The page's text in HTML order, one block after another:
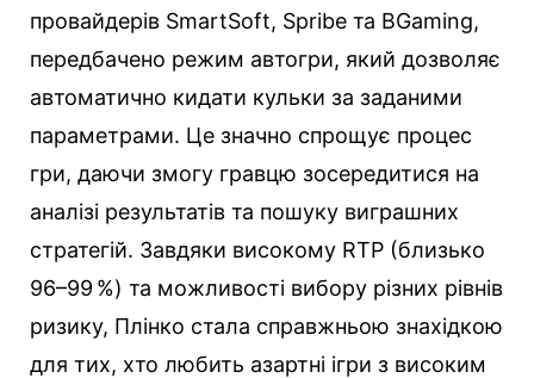
провайдерів SmartSoft, Spribe та BGaming,
передбачено режим автогри, який дозволяє
автоматично кидати кульки за заданими
параметрами. Це значно спрощує процес
гри, даючи змогу гравцю зосередитися на
аналізі результатів та пошуку виграшних
стратегій. Завдяки високому RTP (близько
96–99 %) та можливості вибору різних рівнів
ризику, Плінко стала справжньою знахідкою
для тих, хто любить азартні ігри з високим